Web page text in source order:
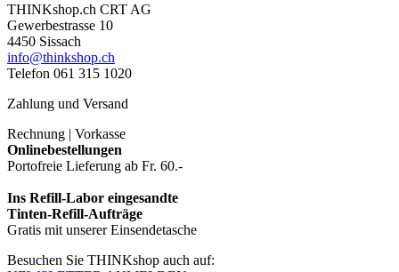
THINKshop.ch CRT AG
Gewerbestrasse 10
4450 Sissach
info@thinkshop.ch
Telefon 061 315 1020
Zahlung und Versand
Rechnung | Vorkasse
Onlinebestellungen
Portofreie Lieferung ab Fr. 60.-
Ins Refill-Labor eingesandte
Tinten-Refill-Aufträge
Gratis mit unserer Einsendetasche
Besuchen Sie THINKshop auch auf: